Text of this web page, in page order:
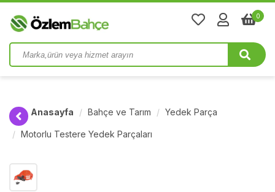
0
Anasayfa Bahçe ve Tarım Yedek Parça
Motorlu Testere Yedek Parçaları